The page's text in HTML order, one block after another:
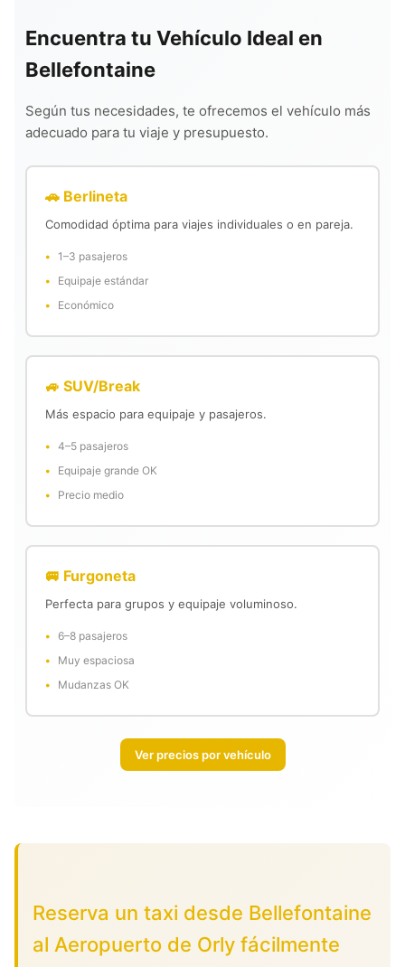
Encuentra tu Vehículo Ideal en
Bellefontaine
Según tus necesidades, te ofrecemos el vehículo más
adecuado para tu viaje y presupuesto.
🚗 Berlineta
Comodidad óptima para viajes individuales o en pareja.
1–3 pasajeros
Equipaje estándar
Económico
🚙 SUV/Break
Más espacio para equipaje y pasajeros.
4–5 pasajeros
Equipaje grande OK
Precio medio
🚐 Furgoneta
Perfecta para grupos y equipaje voluminoso.
6–8 pasajeros
Muy espaciosa
Mudanzas OK
Ver precios por vehículo
Reserva un taxi desde Bellefontaine
al Aeropuerto de Orly fácilmente